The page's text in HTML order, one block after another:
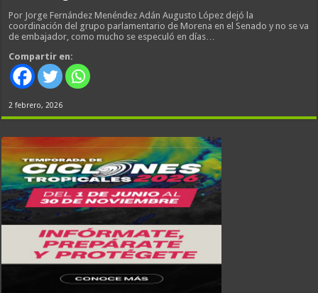
Por Jorge Fernández Menéndez Adán Augusto López dejó la
coordinación del grupo parlamentario de Morena en el Senado y no se va
de embajador, como mucho se especuló en días…
Compartir en:
2 febrero, 2026